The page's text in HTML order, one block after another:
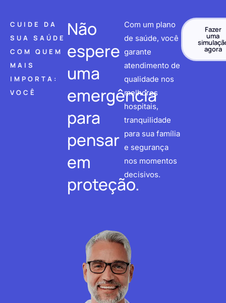
CUIDE DA
SUA SAÚDE
COM QUEM
MAIS
IMPORTA:
VOCÊ
Não
espere
uma
emergência
para
pensar
em
proteção.
Com um plano
de saúde, você
garante
atendimento de
qualidade nos
melhores
hospitais,
tranquilidade
para sua família
e segurança
nos momentos
decisivos.
Fazer
uma
agora